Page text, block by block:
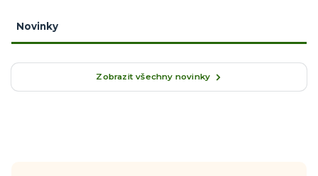
Novinky
Zobrazit všechny novinky